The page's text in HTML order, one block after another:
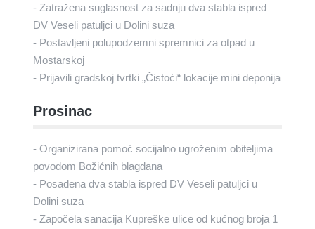
- Zatražena suglasnost za sadnju dva stabla ispred
DV Veseli patuljci u Dolini suza
- Postavljeni polupodzemni spremnici za otpad u
Mostarskoj
- Prijavili gradskoj tvrtki „Čistoći“ lokacije mini deponija
Prosinac
- Organizirana pomoć socijalno ugroženim obiteljima
povodom Božićnih blagdana
- Posađena dva stabla ispred DV Veseli patuljci u
Dolini suza
- Započela sanacija Kupreške ulice od kućnog broja 1